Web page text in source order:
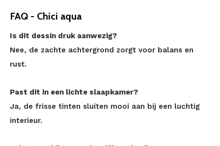
FAQ - Chici aqua
Is dit dessin druk aanwezig?
Nee, de zachte achtergrond zorgt voor balans en
rust.
Past dit in een lichte slaapkamer?
Ja, de frisse tinten sluiten mooi aan bij een luchtig
interieur.